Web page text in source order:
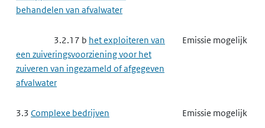
behandelen van afvalwater
3.2.17 b het exploiteren van
een zuiveringsvoorziening voor het
zuiveren van ingezameld of afgegeven
afvalwater
Emissie mogelijk
3.3 Complexe bedrijven Emissie mogelijk